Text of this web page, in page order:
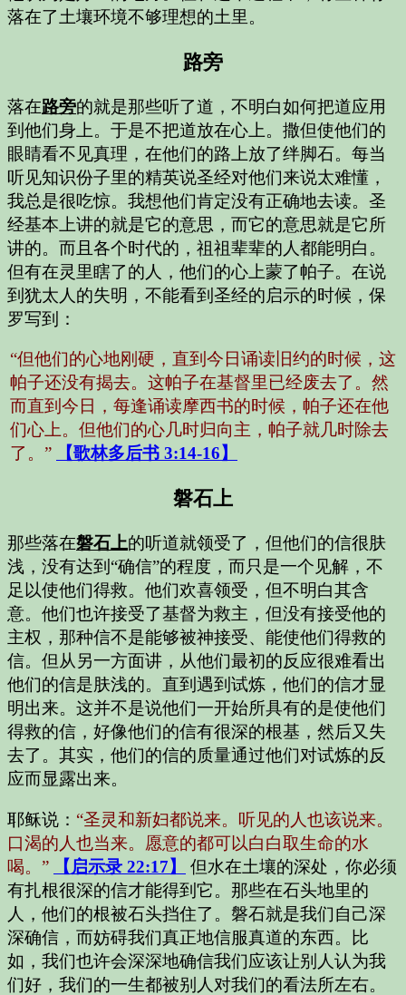
落在了土壤环境不够理想的土里。
路旁
落在路旁的就是那些听了道，不明白如何把道应用
到他们身上。于是不把道放在心上。撒但使他们的
眼睛看不见真理，在他们的路上放了绊脚石。每当
听见知识份子里的精英说圣经对他们来说太难懂，
我总是很吃惊。我想他们肯定没有正确地去读。圣
经基本上讲的就是它的意思，而它的意思就是它所
讲的。而且各个时代的，祖祖辈辈的人都能明白。
但有在灵里瞎了的人，他们的心上蒙了帕子。在说
到犹太人的失明，不能看到圣经的启示的时候，保
罗写到：
“但他们的心地刚硬，直到今日诵读旧约的时候，这
帕子还没有揭去。这帕子在基督里已经废去了。然
而直到今日，每逢诵读摩西书的时候，帕子还在他
们心上。但他们的心几时归向主，帕子就几时除去
了。”
【歌林多后书 3:14-16】
磐石上
那些落在磐石上的听道就领受了，但他们的信很肤
浅，没有达到“确信”的程度，而只是一个见解，不
足以使他们得救。他们欢喜领受，但不明白其含
意。他们也许接受了基督为救主，但没有接受他的
主权，那种信不是能够被神接受、能使他们得救的
信。但从另一方面讲，从他们最初的反应很难看出
他们的信是肤浅的。直到遇到试炼，他们的信才显
明出来。这并不是说他们一开始所具有的是使他们
得救的信，好像他们的信有很深的根基，然后又失
去了。其实，他们的信的质量通过他们对试炼的反
应而显露出来。
耶稣说： “圣灵和新妇都说来。听见的人也该说来。
口渴的人也当来。愿意的都可以白白取生命的水
喝。”
【启示录 22:17】
但水在土壤的深处，你必须
有扎根很深的信才能得到它。那些在石头地里的
人，他们的根被石头挡住了。磐石就是我们自己深
深确信，而妨碍我们真正地信服真道的东西。比
如，我们也许会深深地确信我们应该让别人认为我
们好，我们的一生都被别人对我们的看法所左右。